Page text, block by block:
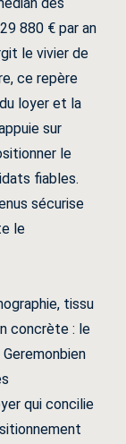
880 € par an
le vivier de
ce repère
loyer et la
sur
le
fiables.
sécurise
le
tissu
concrète : le
qui concilie